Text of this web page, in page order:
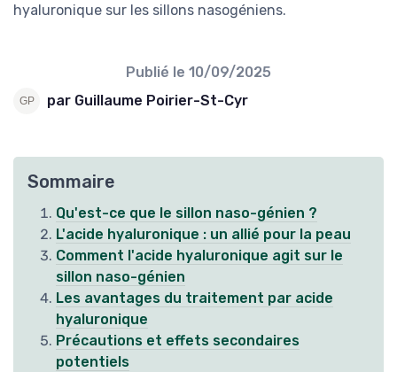
hyaluronique sur les sillons nasogéniens.
Publié le 10/09/2025
par Guillaume Poirier-St-Cyr
Sommaire
Qu'est-ce que le sillon naso-génien ?
L'acide hyaluronique : un allié pour la peau
Comment l'acide hyaluronique agit sur le
sillon naso-génien
Les avantages du traitement par acide
hyaluronique
Précautions et effets secondaires
potentiels